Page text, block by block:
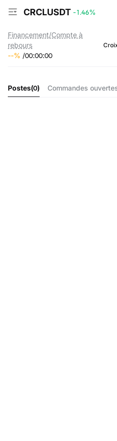
CRCLUSDT -1.46%
Financement/Compte à
rebours
--% /00:00:00
Postes(0) Commandes